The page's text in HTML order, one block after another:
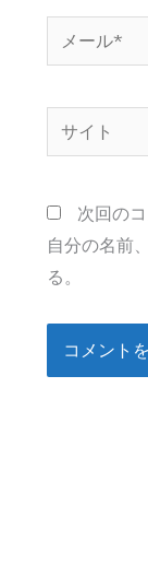
ー
イ
次回の
自分の名前
る。